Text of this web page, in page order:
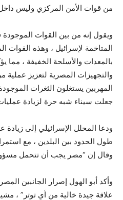
من قوات الأمن المركزي وليس
ويقول إنه من بين القوات
المتاخمة لإسرائيل ، وهذه القوات
بالمعدات والأسلحة الخفيفة ، مما
والتجهيزات المصرية لتعزيز عملية
المهربين يستغلون الثغرات
جعلت سيناء شبه حرة لزيادة
ودعا المحلل الإسرائيلي إلى زيادة
طول الحدود بين البلدين ، مع
وقال إن “مصر يجب أن تتحمل
وأكد أبو الهول إصرار الجانبين
علاقة جيدة خالية من أي توتر” ،